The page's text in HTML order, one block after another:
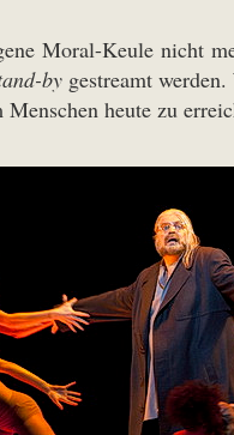
Moral-Keule nicht
bygestreamt
heute zu